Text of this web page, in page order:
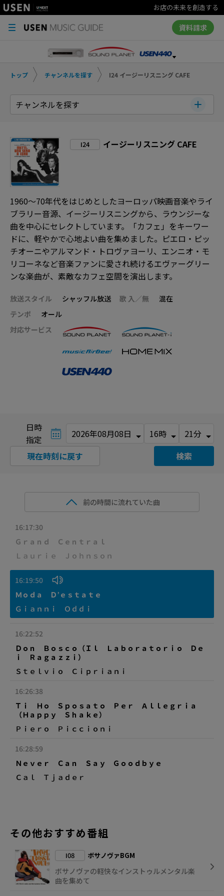
お店の未来を創造する
資料請求
トップ チャンネルを探す I24 イージーリスニング CAFE
チャンネルを探す
I24 イージーリスニング CAFE
1960～70年代をはじめとしたヨーロッパ映画音楽やライ
ブラリー音源、イージーリスニングから、ラウンジーな
曲を中心にセレクトしています。「カフェ」をキーワー
ドに、軽やかで心地よい曲を集めました。ピエロ・ピッ
チオーニやアルマンド・トロヴァヨーリ、エンニオ・モ
リコーネなど音楽ファンに愛され続けるエヴァーグリー
ンな楽曲が、素敵なカフェ空間を演出します。
放送スタイル シャッフル放送 歌 入／無
混在
テンポ
オール
対応サービス
日時
指定
検索
現在時刻に戻す
前の時間に流れていた曲
16:17:30
Ｇｒａｎｄ Ｃｅｎｔｒａｌ
Ｌａｕｒｉｅ Ｊｏｈｎｓｏｎ
16:19:50
Ｍｏｄａ Ｄ’ｅｓｔａｔｅ
Ｇｉａｎｎｉ Ｏｄｄｉ
16:22:52
Ｄｏｎ Ｂｏｓｃｏ（Ｉｌ Ｌａｂｏｒａｔｏｒｉｏ Ｄｅ
ｉ Ｒａｇａｚｚｉ）
Ｓｔｅｌｖｉｏ Ｃｉｐｒｉａｎｉ
16:26:38
Ｔｉ Ｈｏ Ｓｐｏｓａｔｏ Ｐｅｒ Ａｌｌｅｇｒｉａ
（Ｈａｐｐｙ Ｓｈａｋｅ）
Ｐｉｅｒｏ Ｐｉｃｃｉｏｎｉ
16:28:59
Ｎｅｖｅｒ Ｃａｎ Ｓａｙ Ｇｏｏｄｂｙｅ
Ｃａｌ Ｔｊａｄｅｒ
その他おすすめ番組
I08 ボサノヴァBGM
ボサノヴァの軽快なインストゥルメンタル楽
曲を集めて